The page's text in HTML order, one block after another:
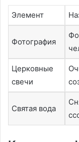
Элемент
Фотография
Церковные
свечи
Святая вода